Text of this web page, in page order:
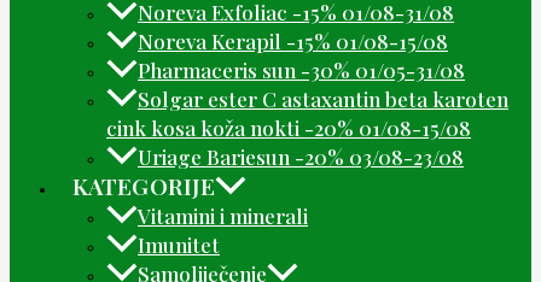
Noreva Exfoliac -15% 01/08-31/08
Noreva Kerapil -15% 01/08-15/08
Pharmaceris sun -30% 01/05-31/08
Solgar ester C astaxantin beta karoten
cink kosa koža nokti -20% 01/08-15/08
Uriage Bariesun -20% 03/08-23/08
KATEGORIJE
Vitamini i minerali
Imunitet
Samoliječenje